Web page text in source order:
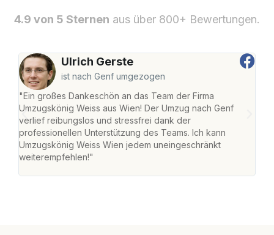
4.9 von 5 Sternen aus über 800+ Bewertungen.
Ulrich Gerste
ist nach Genf umgezogen
"Ein großes Dankeschön an das Team der Firma
Umzugskönig Weiss aus Wien! Der Umzug nach Genf
verlief reibungslos und stressfrei dank der
professionellen Unterstützung des Teams. Ich kann
Umzugskönig Weiss Wien jedem uneingeschränkt
weiterempfehlen!"